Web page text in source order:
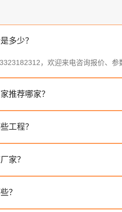
多少？
，欢迎来电咨询报价、参
推荐哪家？
工程？
家？
？